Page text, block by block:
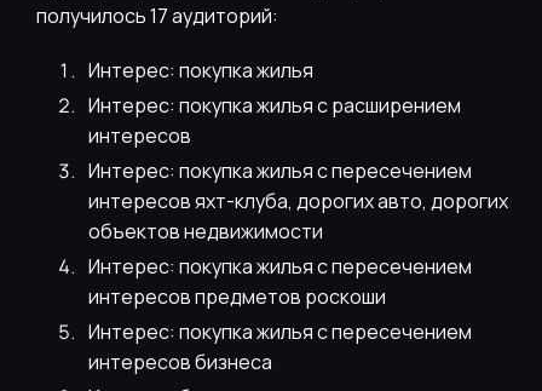
получилось 17 аудиторий:
Интерес: покупка жилья
Интерес: покупка жилья с расширением
интересов
Интерес: покупка жилья с пересечением
интересов яхт-клуба, дорогих авто, дорогих
объектов недвижимости
Интерес: покупка жилья с пересечением
интересов предметов роскоши
Интерес: покупка жилья с пересечением
интересов бизнеса